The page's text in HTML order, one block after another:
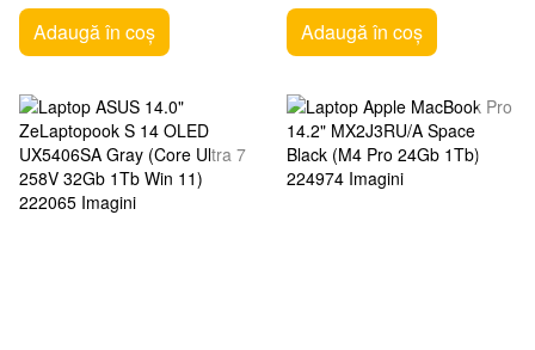
Adaugă în coș Adaugă în coș